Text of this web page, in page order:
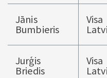
Jānis
Bumbieris
Visa
Jurģis
Briedis
Visa